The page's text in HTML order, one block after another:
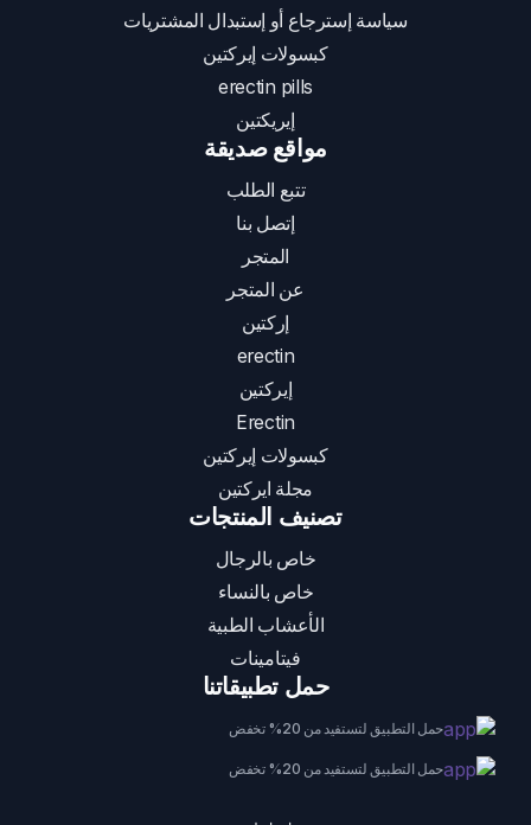
سياسة إسترجاع أو إستبدال المشتريات
كبسولات إيركتين
erectin pills
إيريكتين
مواقع صديقة
تتبع الطلب
إتصل بنا
المتجر
عن المتجر
إركتين
erectin
إيركتين
Erectin
كبسولات إيركتين
مجلة ايركتين
تصنيف المنتجات
خاص بالرجال
خاص بالنساء
الأعشاب الطبية
فيتامينات
حمل تطبيقاتنا
حمل التطبيق لتستفيد من 20% تخفض
حمل التطبيق لتستفيد من 20% تخفض